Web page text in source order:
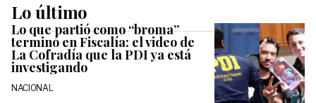
Lo último
Lo que partió como “broma”
terminó en Fiscalía: el video de
La Cofradía que la PDI ya está
investigando
NACIONAL